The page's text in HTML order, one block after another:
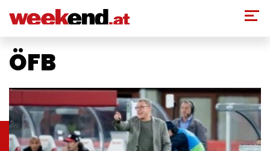
zum
ÖFB